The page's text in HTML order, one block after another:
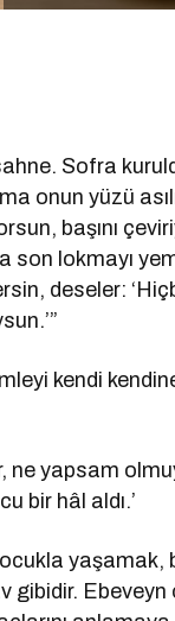
Sofra
onun yüzü
başını
son lokmayı
deseler:
kendi
ne yapsam
bir hâl aldı.’
yaşamak,
gibidir. Ebeveyn